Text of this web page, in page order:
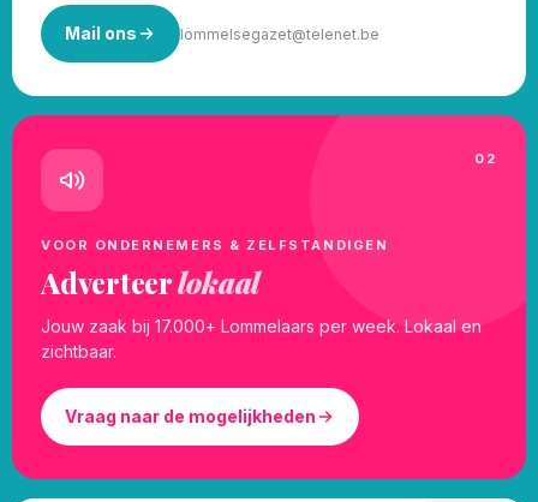
Mail ons lommelsegazet@telenet.be
02
VOOR ONDERNEMERS & ZELFSTANDIGEN
Adverteerlokaal
Jouw zaak bij 17.000+ Lommelaars per week. Lokaal en
zichtbaar.
Vraag naar de mogelijkheden